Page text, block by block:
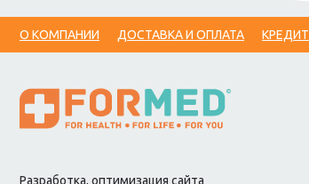
О КОМПАНИИ ДОСТАВКА И ОПЛАТА КРЕДИТ
Разработка, оптимизация сайта